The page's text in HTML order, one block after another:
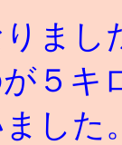
まし
５キ
した